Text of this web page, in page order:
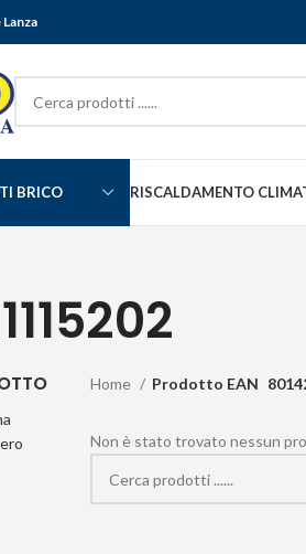
BRICO RISCALDAMENTO
Home Prodotto EAN
Non è stato trovato nessun